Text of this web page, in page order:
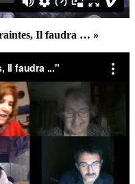
Il faudra … »